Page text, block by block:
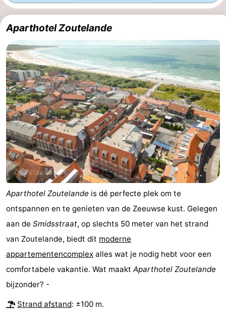
Bed
(&
breakfasts)
Campings
Hotels
Vakantiehuizen
Last
minutes
Strand
Zien
&
doen
Bezienswaardigheden
-
Musea
-
Galeries
-
Monumenten
-
Kerken
-
Aparthotel Zoutelande
Aparthotel Zoutelande is dé perfecte plek om te
ontspannen en te genieten van de Zeeuwse kust. Gelegen
aan de Smidsstraat, op slechts 50 meter van het strand
van Zoutelande, biedt dit moderne
appartementencomplex alles wat je nodig hebt voor een
comfortabele vakantie. Wat maakt Aparthotel Zoutelande
bijzonder? -
Strand afstand: ±100 m.